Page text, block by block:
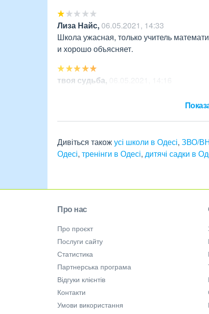
Лиза Найс,06.05.2021, 14:33
Школа ужасная, только учитель
и хорошо объясняет.
твоя судьба,
Дивіться такожусі школи в Одесі, ЗВО/
Одесі, тренінги в Одесі, дитячі садки в
Про нас
Про проєкт
Послуги сайту
Статистика
Партнерська програма
Відгуки клієнтів
Контакти
Умови використання